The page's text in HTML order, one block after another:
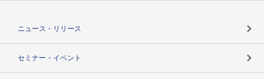
ニュース・リリース
セミナー・イベント